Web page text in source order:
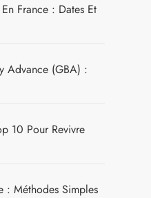
France : Dates Et
Advance (GBA) :
10 Pour Revivre
: Méthodes Simples